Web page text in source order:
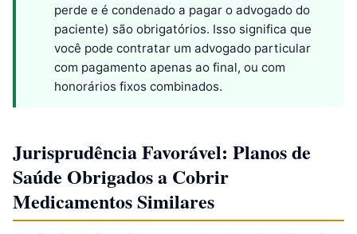
perde e é condenado a pagar o advogado do
paciente) são obrigatórios. Isso significa que
você pode contratar um advogado particular
com pagamento apenas ao final, ou com
honorários fixos combinados.
Jurisprudência Favorável: Planos de
Saúde Obrigados a Cobrir
Medicamentos Similares